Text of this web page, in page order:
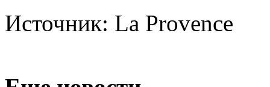
Источник: La Provence